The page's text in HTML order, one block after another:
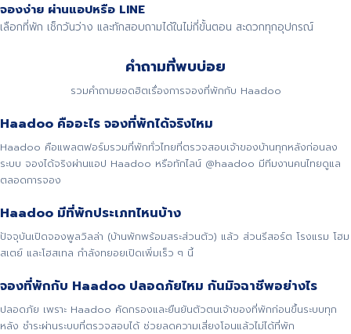
จองง่าย ผ่านแอปหรือ LINE
เลือกที่พัก เช็กวันว่าง และทักสอบถามได้ในไม่กี่ขั้นตอน สะดวกทุกอุปกรณ์
คำถามที่พบบ่อย
รวมคำถามยอดฮิตเรื่องการจองที่พักกับ Haadoo
Haadoo คืออะไร จองที่พักได้จริงไหม
Haadoo คือแพลตฟอร์มรวมที่พักทั่วไทยที่ตรวจสอบเจ้าของบ้านทุกหลังก่อนลง
ระบบ จองได้จริงผ่านแอป Haadoo หรือทักไลน์ @haadoo มีทีมงานคนไทยดูแล
ตลอดการจอง
Haadoo มีที่พักประเภทไหนบ้าง
ปัจจุบันเปิดจองพูลวิลล่า (บ้านพักพร้อมสระส่วนตัว) แล้ว ส่วนรีสอร์ต โรงแรม โฮม
สเตย์ และโฮสเทล กำลังทยอยเปิดเพิ่มเร็ว ๆ นี้
จองที่พักกับ Haadoo ปลอดภัยไหม กันมิจฉาชีพอย่างไร
ปลอดภัย เพราะ Haadoo คัดกรองและยืนยันตัวตนเจ้าของที่พักก่อนขึ้นระบบทุก
หลัง ชำระผ่านระบบที่ตรวจสอบได้ ช่วยลดความเสี่ยงโอนแล้วไม่ได้ที่พัก